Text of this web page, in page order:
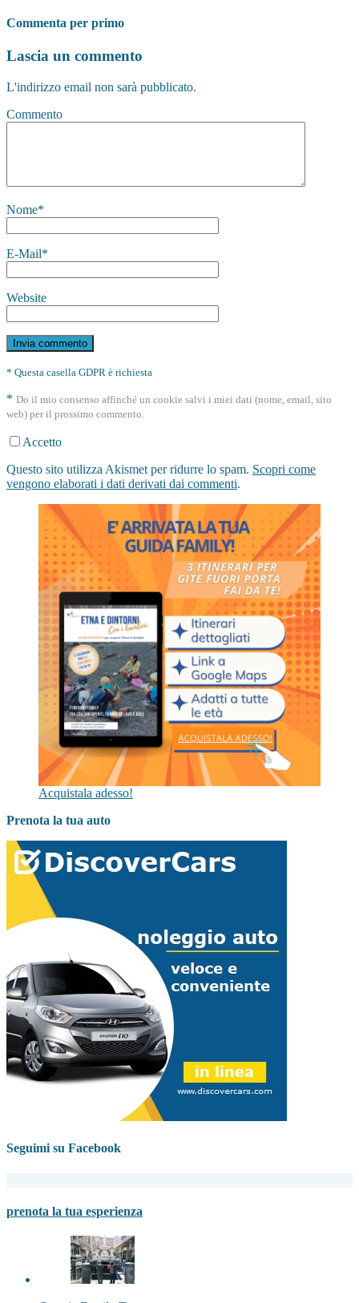
Commenta per primo
Lascia un commento
L'indirizzo email non sarà pubblicato.
Commento
Nome*
E-Mail*
Website
* Questa casella GDPR è richiesta
* Do il mio consenso affinché un cookie salvi i miei dati (nome, email, sito
web) per il prossimo commento.
Accetto
Questo sito utilizza Akismet per ridurre lo spam. Scopri come
vengono elaborati i dati derivati dai commenti.
Acquistala adesso!
Prenota la tua auto
Seguimi su Facebook
prenota la tua esperienza